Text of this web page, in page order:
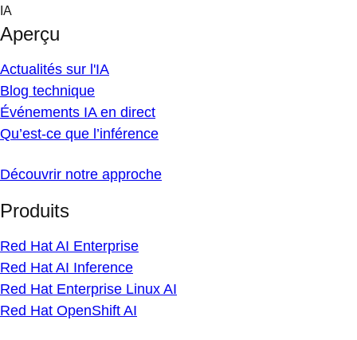
Skip
content
IA
Aperçu
Actualités sur l'IA
Blog technique
Événements IA en direct
Qu’est-ce que l’inférence
Découvrir notre approche
Produits
Red Hat AI Enterprise
Red Hat AI Inference
Red Hat Enterprise Linux AI
Red Hat OpenShift AI